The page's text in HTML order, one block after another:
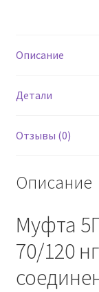
Описание
Детали
Отзывы (0)
Описание
Муфта
70/120